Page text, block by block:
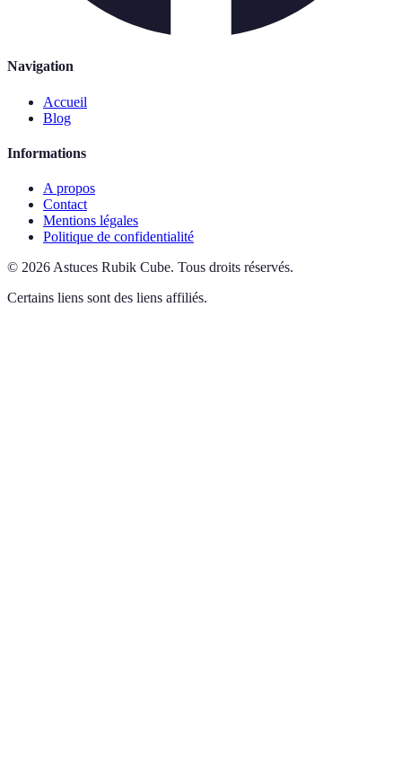
Navigation
Accueil
Blog
Informations
A propos
Contact
Mentions légales
Politique de confidentialité
© 2026 Astuces Rubik Cube. Tous droits réservés.
Certains liens sont des liens affiliés.